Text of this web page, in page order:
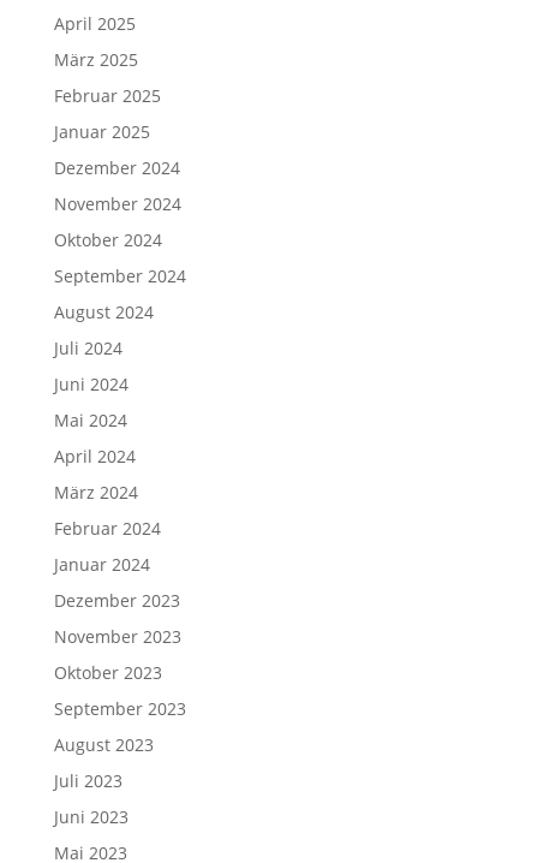
April 2025
März 2025
Februar 2025
Januar 2025
Dezember 2024
November 2024
Oktober 2024
September 2024
August 2024
Juli 2024
Juni 2024
Mai 2024
April 2024
März 2024
Februar 2024
Januar 2024
Dezember 2023
November 2023
Oktober 2023
September 2023
August 2023
Juli 2023
Juni 2023
Mai 2023